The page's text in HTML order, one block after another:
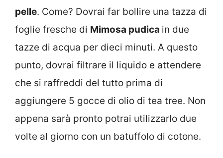
pelle. Come? Dovrai far bollire una tazza di
foglie fresche di Mimosa pudica in due
tazze di acqua per dieci minuti. A questo
punto, dovrai filtrare il liquido e attendere
che si raffreddi del tutto prima di
aggiungere 5 gocce di olio di tea tree. Non
appena sarà pronto potrai utilizzarlo due
volte al giorno con un batuffolo di cotone.